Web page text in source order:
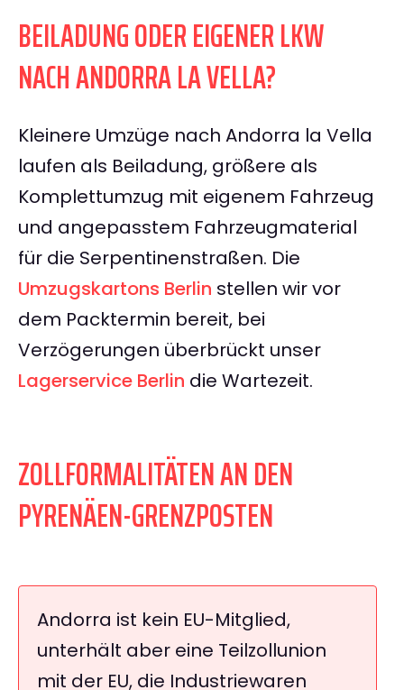
BEILADUNG ODER EIGENER LKW
NACH ANDORRA LA VELLA?
Kleinere Umzüge nach Andorra la Vella
laufen als Beiladung, größere als
Komplettumzug mit eigenem Fahrzeug
und angepasstem Fahrzeugmaterial
für die Serpentinenstraßen. Die
Umzugskartons Berlin stellen wir vor
dem Packtermin bereit, bei
Verzögerungen überbrückt unser
Lagerservice Berlin die Wartezeit.
ZOLLFORMALITÄTEN AN DEN
PYRENÄEN-GRENZPOSTEN
Andorra ist kein EU-Mitglied,
unterhält aber eine Teilzollunion
mit der EU, die Industriewaren